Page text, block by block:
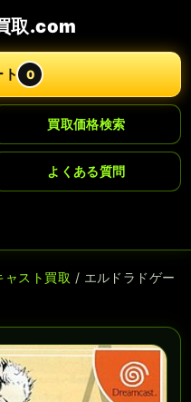
取.com
ト 0
買取価格検索
よくある質問
ャスト買取 / エルドラドゲー